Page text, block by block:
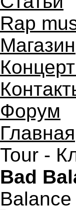
Rap
Магазин
Форум
Главная
Tour -
Bad
Balance